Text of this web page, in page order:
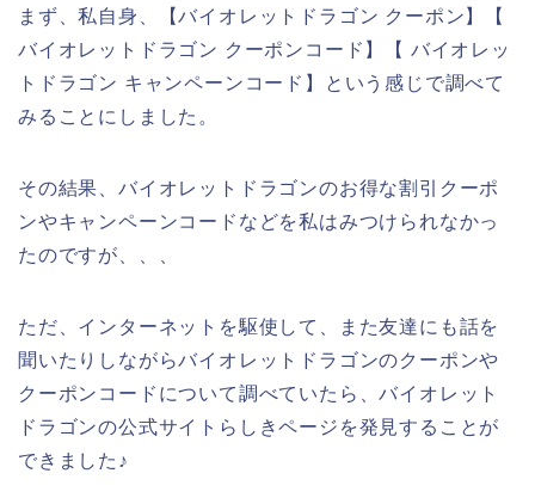
まず、私自身、【バイオレットドラゴン クーポン】【
バイオレットドラゴン クーポンコード】【 バイオレッ
トドラゴン キャンペーンコード】という感じで調べて
みることにしました。
その結果、バイオレットドラゴンのお得な割引クーポ
ンやキャンペーンコードなどを私はみつけられなかっ
たのですが、、、
ただ、インターネットを駆使して、また友達にも話を
聞いたりしながらバイオレットドラゴンのクーポンや
クーポンコードについて調べていたら、バイオレット
ドラゴンの公式サイトらしきページを発見することが
できました♪